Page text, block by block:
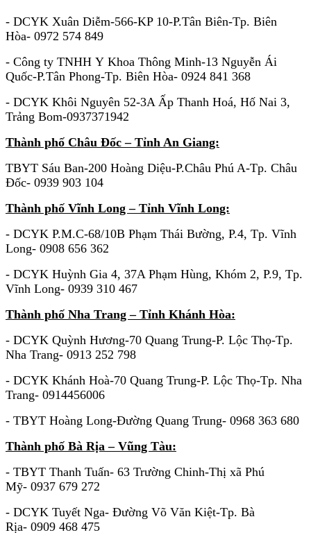
- DCYK Xuân Diễm-566-KP 10-P.Tân Biên-Tp. Biên
Hòa- 0972 574 849
- Công ty TNHH Y Khoa Thông Minh-13 Nguyễn Ái
Quốc-P.Tân Phong-Tp. Biên Hòa- 0924 841 368
- DCYK Khôi Nguyên 52-3A Ấp Thanh Hoá, Hố Nai 3,
Trảng Bom-0937371942
Thành phố Châu Đốc – Tỉnh An Giang:
TBYT Sáu Ban-200 Hoàng Diệu-P.Châu Phú A-Tp. Châu
Đốc- 0939 903 104
Thành phố Vĩnh Long – Tỉnh Vĩnh Long:
- DCYK P.M.C-68/10B Phạm Thái Bường, P.4, Tp. Vĩnh
Long- 0908 656 362
- DCYK Huỳnh Gia 4, 37A Phạm Hùng, Khóm 2, P.9, Tp.
Vĩnh Long- 0939 310 467
Thành phố Nha Trang – Tỉnh Khánh Hòa:
- DCYK Quỳnh Hương-70 Quang Trung-P. Lộc Thọ-Tp.
Nha Trang- 0913 252 798
- DCYK Khánh Hoà-70 Quang Trung-P. Lộc Thọ-Tp. Nha
Trang- 0914456006
- TBYT Hoàng Long-Đường Quang Trung- 0968 363 680
Thành phố Bà Rịa – Vũng Tàu:
- TBYT Thanh Tuấn- 63 Trường Chinh-Thị xã Phú
Mỹ- 0937 679 272
- DCYK Tuyết Nga- Đường Võ Văn Kiệt-Tp. Bà
Rịa- 0909 468 475